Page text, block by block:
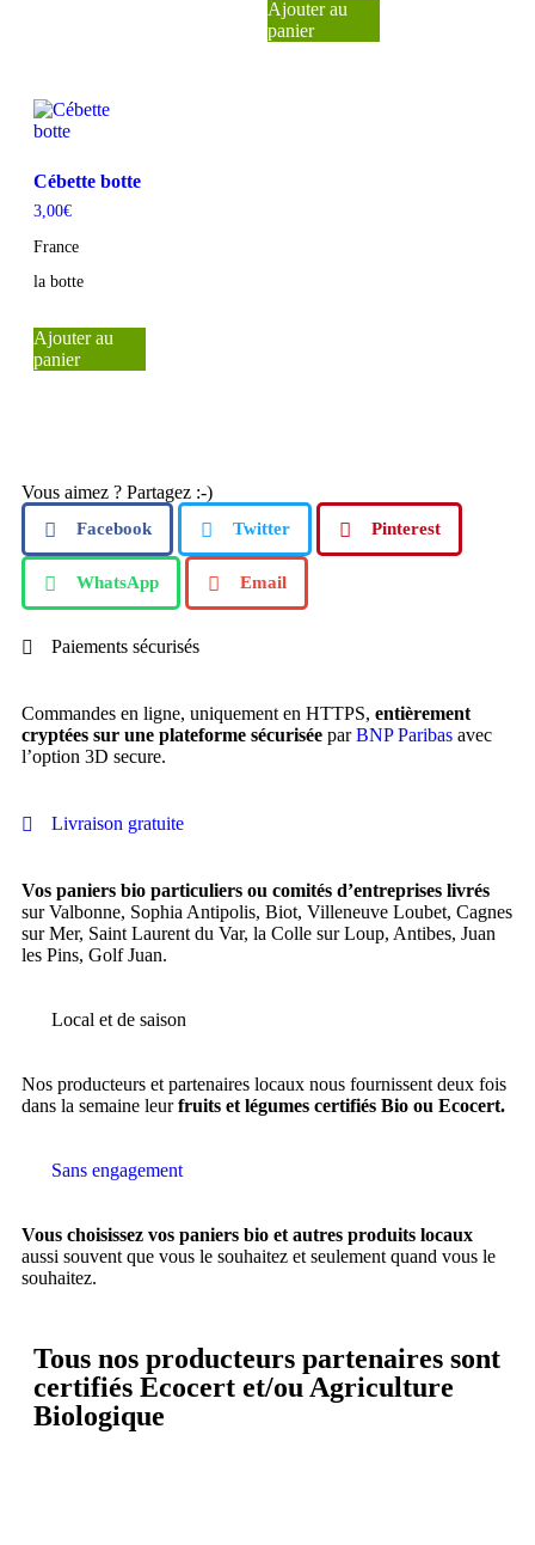
Ajouter au
panier
Cébette botte
3,00€
France
la botte
Ajouter au
panier
Vous aimez ? Partagez :-)
Facebook Twitter Pinterest
WhatsApp Email
Paiements sécurisés
Commandes en ligne, uniquement en HTTPS, entièrement
cryptées sur une plateforme sécurisée parBNP Paribas avec
l’option 3D secure.
Livraison gratuite
Vos paniers bio particuliers ou comités d’entreprises livrés
sur Valbonne, Sophia Antipolis, Biot, Villeneuve Loubet, Cagnes
sur Mer, Saint Laurent du Var, la Colle sur Loup, Antibes, Juan
les Pins, Golf Juan.
Local et de saison
Nos producteurs et partenaires locaux nous fournissent deux fois
dans la semaine leurfruits et légumes certifiés Bio ou Ecocert.
Sans engagement
Vous choisissez vos paniers bio et autres produits locaux
aussi souvent que vous le souhaitez et seulement quand vous le
souhaitez.
Tous nos producteurs partenaires sont
certifiés Ecocert et/ou Agriculture
Biologique